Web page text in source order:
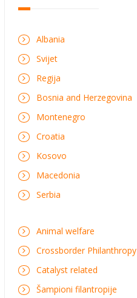
Albania
Svijet
Regija
Bosnia and Herzegovina
Montenegro
Croatia
Kosovo
Macedonia
Serbia
Animal welfare
Crossborder Philanthropy
Catalyst related
Šampioni filantropije